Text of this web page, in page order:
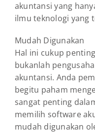
akuntansi yang
ilmu teknologi yang
Mudah Digunakan
Hal ini cukup
bukanlah
akuntansi. Anda
begitu paham
sangat penting
memilih software
mudah digunakan